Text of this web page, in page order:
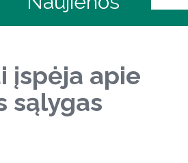
įspėja apie
sąlygas